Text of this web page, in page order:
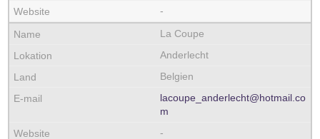
-
La Coupe
Anderlecht
Belgien
lacoupe_anderlecht@hotmail.co
m
-